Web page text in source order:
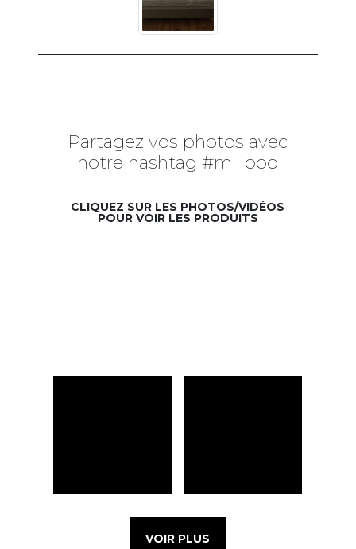
Partagez vos photos avec
notre hashtag #miliboo
CLIQUEZ SUR LES PHOTOS/VIDÉOS
POUR VOIR LES PRODUITS
VOIR PLUS